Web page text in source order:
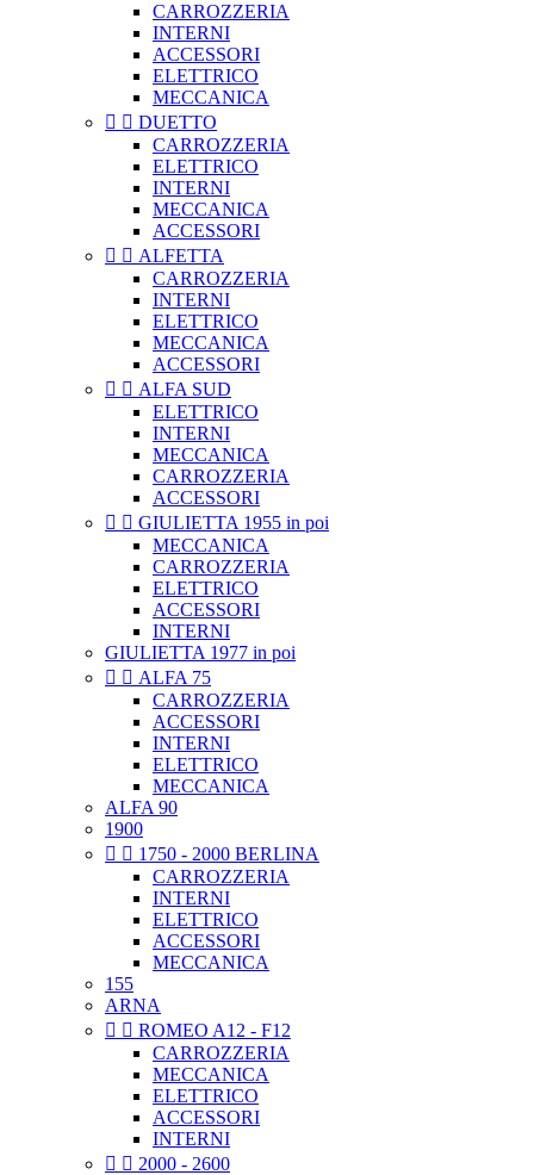
CARROZZERIA
INTERNI
ACCESSORI
ELETTRICO
MECCANICA
  DUETTO
CARROZZERIA
ELETTRICO
INTERNI
MECCANICA
ACCESSORI
  ALFETTA
CARROZZERIA
INTERNI
ELETTRICO
MECCANICA
ACCESSORI
  ALFA SUD
ELETTRICO
INTERNI
MECCANICA
CARROZZERIA
ACCESSORI
  GIULIETTA 1955 in poi
MECCANICA
CARROZZERIA
ELETTRICO
ACCESSORI
INTERNI
GIULIETTA 1977 in poi
  ALFA 75
CARROZZERIA
ACCESSORI
INTERNI
ELETTRICO
MECCANICA
ALFA 90
1900
  1750 - 2000 BERLINA
CARROZZERIA
INTERNI
ELETTRICO
ACCESSORI
MECCANICA
155
ARNA
  ROMEO A12 - F12
CARROZZERIA
MECCANICA
ELETTRICO
ACCESSORI
INTERNI
  2000 - 2600